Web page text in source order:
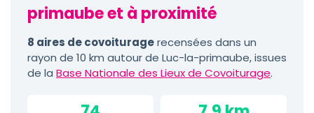
primaube et à proximité
8 aires de covoituragerecensées dans un
rayon de 10 km autour de Luc-la-primaube, issues
de la Base Nationale des Lieux de Covoiturage.